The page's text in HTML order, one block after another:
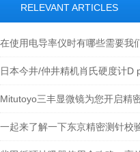
RELEVANT ARTICLES